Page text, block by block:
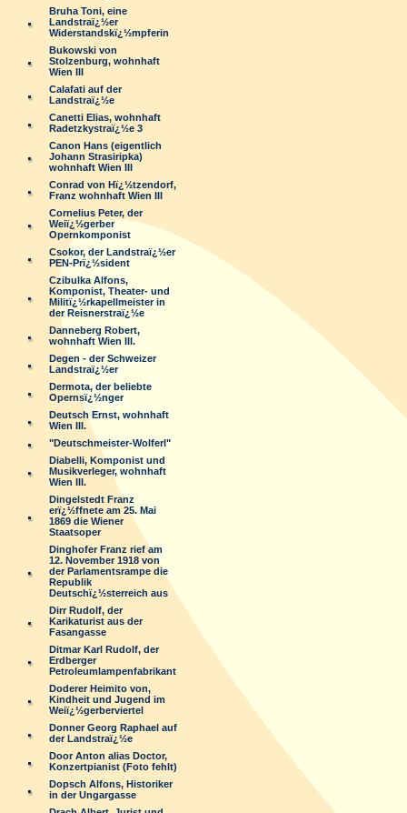
Bruha Toni, eine
Landstraï¿½er
Widerstandskï¿½mpferin
Bukowski von
Stolzenburg, wohnhaft
Wien III
Calafati auf der
Landstraï¿½e
Canetti Elias, wohnhaft
Radetzkystraï¿½e 3
Canon Hans (eigentlich
Johann Strasiripka)
wohnhaft Wien III
Conrad von Hï¿½tzendorf,
Franz wohnhaft Wien III
Cornelius Peter, der
Weiï¿½gerber
Opernkomponist
Csokor, der Landstraï¿½er
PEN-Prï¿½sident
Czibulka Alfons,
Komponist, Theater- und
Militï¿½rkapellmeister in
der Reisnerstraï¿½e
Danneberg Robert,
wohnhaft Wien III.
Degen - der Schweizer
Landstraï¿½er
Dermota, der beliebte
Opernsï¿½nger
Deutsch Ernst, wohnhaft
Wien III.
"Deutschmeister-Wolferl"
Diabelli, Komponist und
Musikverleger, wohnhaft
Wien III.
Dingelstedt Franz
erï¿½ffnete am 25. Mai
1869 die Wiener
Staatsoper
Dinghofer Franz rief am
12. November 1918 von
der Parlamentsrampe die
Republik
Deutschï¿½sterreich aus
Dirr Rudolf, der
Karikaturist aus der
Fasangasse
Ditmar Karl Rudolf, der
Erdberger
Petroleumlampenfabrikant
Doderer Heimito von,
Kindheit und Jugend im
Weiï¿½gerberviertel
Donner Georg Raphael auf
der Landstraï¿½e
Door Anton alias Doctor,
Konzertpianist (Foto fehlt)
Dopsch Alfons, Historiker
in der Ungargasse